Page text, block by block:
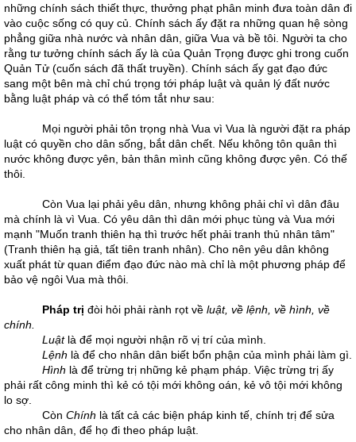
những chính sách thiết thực, thưởng phạt phân minh đưa toàn dân đi
vào cuộc sống có quy củ. Chính sách ấy đặt ra những quan hệ sòng
phẳng giữa nhà nước và nhân dân, giữa Vua và bề tôi. Người ta cho
rằng tư tưởng chính sách ấy là của Quản Trọng được ghi trong cuốn
Quản Tử (cuốn sách đã thất truyền). Chính sách ấy gạt đạo đức
sang một bên mà chỉ chú trọng tới pháp luật và quản lý đất nước
bằng luật pháp và có thể tóm tắt như sau:
Mọi người phải tôn trọng nhà Vua vì Vua là người đặt ra pháp
luật có quyền cho dân sống, bắt dân chết. Nếu không tôn quân thì
nước không được yên, bản thân mình cũng không được yên. Có thế
thôi.
Còn Vua lại phải yêu dân, nhưng không phải chỉ vì dân đâu
mà chính là vì Vua. Có yêu dân thì dân mới phục tùng và Vua mới
mạnh "Muốn tranh thiên hạ thì trước hết phải tranh thủ nhân tâm"
(Tranh thiên hạ giả, tất tiên tranh nhân). Cho nên yêu dân không
xuất phát từ quan điểm đạo đức nào mà chỉ là một phương pháp để
bảo vệ ngôi Vua mà thôi.
Pháp trị đòi hỏi phải rành rọt về luật, về lệnh, về hình, về
chính.
Luậtlà để mọi người nhận rõ vị trí của mình.
Lệnh là để cho nhân dân biết bổn phận của mình phải làm gì.
Hình là để trừng trị những kẻ phạm pháp. Việc trừng trị ấy
phải rất công minh thì kẻ có tội mới không oán, kẻ vô tội mới không
lo sợ.
Còn Chính là tất cả các biện pháp kinh tế, chính trị để sửa
cho nhân dân, để họ đi theo pháp luật.